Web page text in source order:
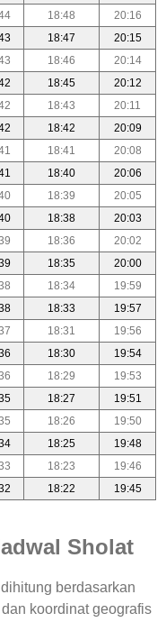
18:48
20:16
18:47
20:15
18:46
20:14
18:45
20:12
18:43
20:11
18:42
20:09
18:41
20:08
18:40
20:06
18:39
20:05
18:38
20:03
18:36
20:02
18:35
20:00
18:34
19:59
18:33
19:57
18:31
19:56
18:30
19:54
18:29
19:53
18:27
19:51
18:26
19:50
18:25
19:48
18:23
19:46
18:22 19:45
Sholat
berdasarkan
dan koordinat geografis